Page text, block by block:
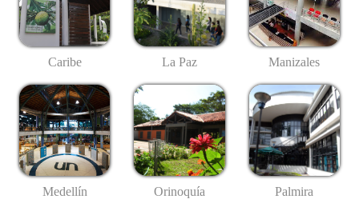
Caribe La Paz Manizales
Medellín Orinoquía Palmira